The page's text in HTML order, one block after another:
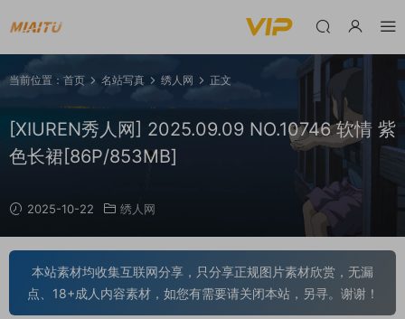
当前位置： 首页 名站写真 绣人网 正文
[XIUREN秀人网] 2025.09.09 NO.10746 软情 紫
色长裙[86P/853MB]
2025-10-22 绣人网
本站素材均收集互联网分享，只分享正规图片素材欣赏，无漏
点、18+成人内容素材，如您有需要请关闭本站，另寻。谢谢！